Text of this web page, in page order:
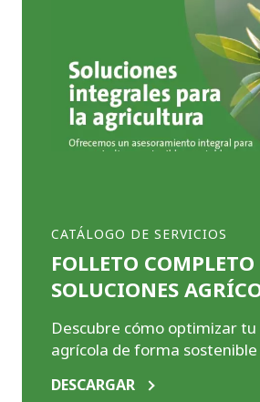
CATÁLOGO DE SERVICIOS
FOLLETO COMPLETO
SOLUCIONES
Descubre cómo optimizar
agrícola de forma
DESCARGAR